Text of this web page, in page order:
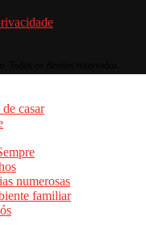
casar
numerosas
familiar